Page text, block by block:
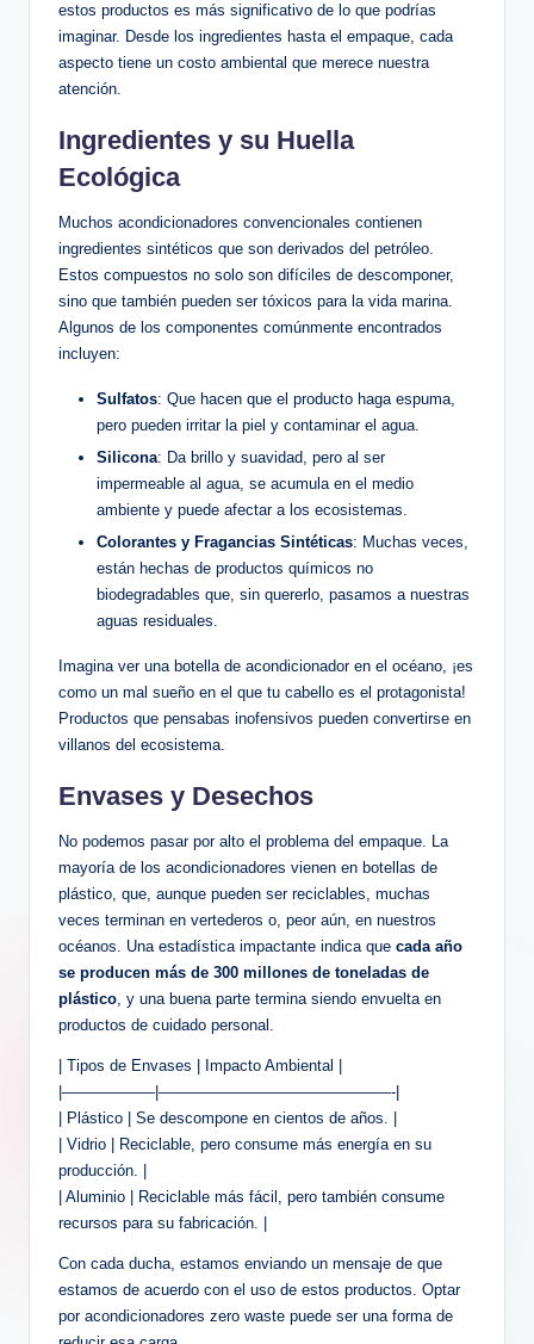
estos productos es más significativo de lo que podrías
imaginar. Desde los ingredientes hasta el empaque, cada
aspecto tiene un costo ambiental que merece nuestra
atención.
Ingredientes y su Huella
Ecológica
Muchos acondicionadores convencionales contienen
ingredientes sintéticos que son derivados del petróleo.
Estos compuestos no solo son difíciles de descomponer,
sino que también pueden ser tóxicos para la vida marina.
Algunos de los componentes comúnmente encontrados
incluyen:
Sulfatos: Que hacen que el producto haga espuma,
pero pueden irritar la piel y contaminar el agua.
Silicona: Da brillo y suavidad, pero al ser
impermeable al agua, se acumula en el medio
ambiente y puede afectar a los ecosistemas.
Colorantes y Fragancias Sintéticas: Muchas veces,
están hechas de productos químicos no
biodegradables que, sin quererlo, pasamos a nuestras
aguas residuales.
Imagina ver una botella de acondicionador en el océano, ¡es
como un mal sueño en el que tu cabello es el protagonista!
Productos que pensabas inofensivos pueden convertirse en
villanos del ecosistema.
Envases y Desechos
No podemos pasar por alto el problema del empaque. La
mayoría de los acondicionadores vienen en botellas de
plástico, que, aunque pueden ser reciclables, muchas
veces terminan en vertederos o, peor aún, en nuestros
océanos. Una estadística impactante indica que cada año
se producen más de 300 millones de toneladas de
plástico, y una buena parte termina siendo envuelta en
productos de cuidado personal.
| Tipos de Envases | Impacto Ambiental |
|——————|———————————————-|
| Plástico | Se descompone en cientos de años. |
| Vidrio | Reciclable, pero consume más energía en su
producción. |
| Aluminio | Reciclable más fácil, pero también consume
recursos para su fabricación. |
Con cada ducha, estamos enviando un mensaje de que
estamos de acuerdo con el uso de estos productos. Optar
por acondicionadores zero waste puede ser una forma de